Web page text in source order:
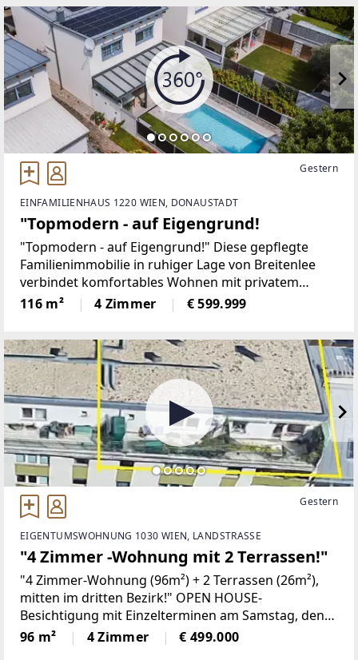
Gestern
EINFAMILIENHAUS 1220 WIEN, DONAUSTADT
"Topmodern - auf Eigengrund!
"Topmodern - auf Eigengrund!" Diese gepflegte
Familienimmobilie in ruhiger Lage von Breitenlee
verbindet komfortables Wohnen mit privatem
Freizeit- und Fitnessangebot im Keller und dem
Garten. Das Wohnumfeld ist geprägt von Ein- und
116 m² 4 Zimmer € 599.999
Gestern
EIGENTUMSWOHNUNG 1030 WIEN, LANDSTRASSE
"4 Zimmer -Wohnung mit 2 Terrassen!"
"4 Zimmer-Wohnung (96m²) + 2 Terrassen (26m²),
mitten im dritten Bezirk!" OPEN HOUSE-
Besichtigung mit Einzelterminen am Samstag, den
15. August 2026 in der Zeit von 10:00 Uhr bis 12:00
Uhr! Um Voranmeldung wird gebeten.Der
96 m² 4 Zimmer € 499.000